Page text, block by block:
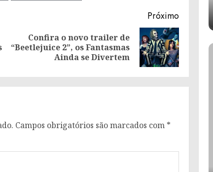
Post
Próximo
Próximo
Confira o novo trailer de
“Beetlejuice 2”, os Fantasmas
Ainda se Divertem
Campos obrigatórios são marcados com *